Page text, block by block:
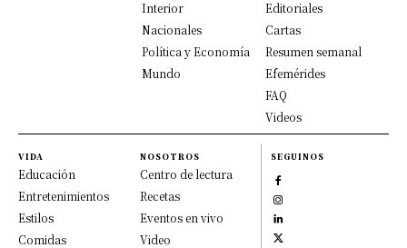
Interior
Nacionales
Política y Economía
Mundo
Editoriales
Cartas
Resumen semanal
Efemérides
FAQ
Videos
VIDA
Educación
Entretenimientos
Estilos
Comidas
NOSOTROS
Centro de lectura
Recetas
Eventos en vivo
Video
SEGUINOS